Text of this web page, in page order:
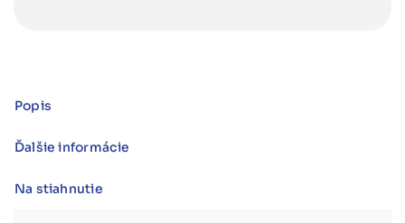
Popis
Ďalšie informácie
Na stiahnutie